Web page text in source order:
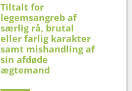
Tiltalt for
legemsangreb af
særlig rå, brutal
eller farlig karakter
samt mishandling af
sin afdøde
ægtemand